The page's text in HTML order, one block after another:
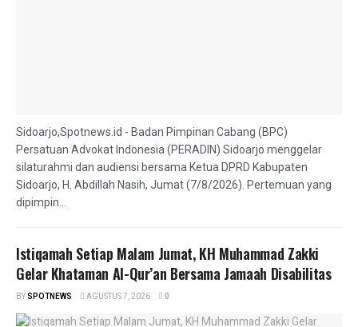
Sidoarjo,Spotnews.id - Badan Pimpinan Cabang (BPC)
Persatuan Advokat Indonesia (PERADIN) Sidoarjo menggelar
silaturahmi dan audiensi bersama Ketua DPRD Kabupaten
Sidoarjo, H. Abdillah Nasih, Jumat (7/8/2026). Pertemuan yang
dipimpin...
Istiqamah Setiap Malam Jumat, KH Muhammad Zakki
Gelar Khataman Al-Qur’an Bersama Jamaah Disabilitas
BYSPOTNEWS AGUSTUS 7, 2026 0